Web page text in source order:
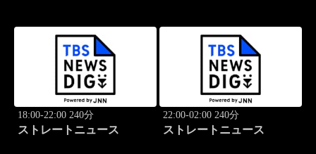
18:00-22:00 240分
ストレートニュース
22:00-02:00 240分
ストレートニュース